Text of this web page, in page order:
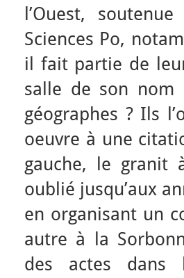
l’Ouest,
Sciences Po,
il fait partie de
salle de son nom
géographes ? Ils
oeuvre à une
gauche, le granit
oublié jusqu’aux
en organisant un
autre à la
des actes dans